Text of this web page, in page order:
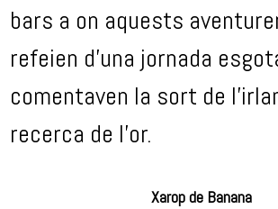
bars a on aquests
refeien d’una jornada
comentaven la sort de
recerca de l’or.
Xarop de Banana